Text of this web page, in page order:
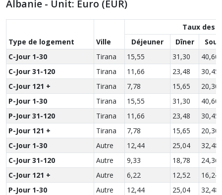
Albanie - Unit: Euro (EUR)
Type de logement Ville
Taux des
Déjeuner
Dîner
C-Jour 1-30
Tirana 15,55 31,30
40,60
C-Jour 31-120
Tirana 11,66 23,48
30,45
C-Jour 121 +
Tirana 7,78 15,65
20,30
P-Jour 1-30
Tirana 15,55 31,30
40,60
P-Jour 31-120
Tirana 11,66 23,48
30,45
P-Jour 121 +
Tirana 7,78 15,65
20,30
C-Jour 1-30
Autre 12,44 25,04
32,48
C-Jour 31-120
Autre 9,33 18,78
24,36
C-Jour 121 +
Autre 6,22 12,52
16,24
P-Jour 1-30
Autre 12,44 25,04
32,48